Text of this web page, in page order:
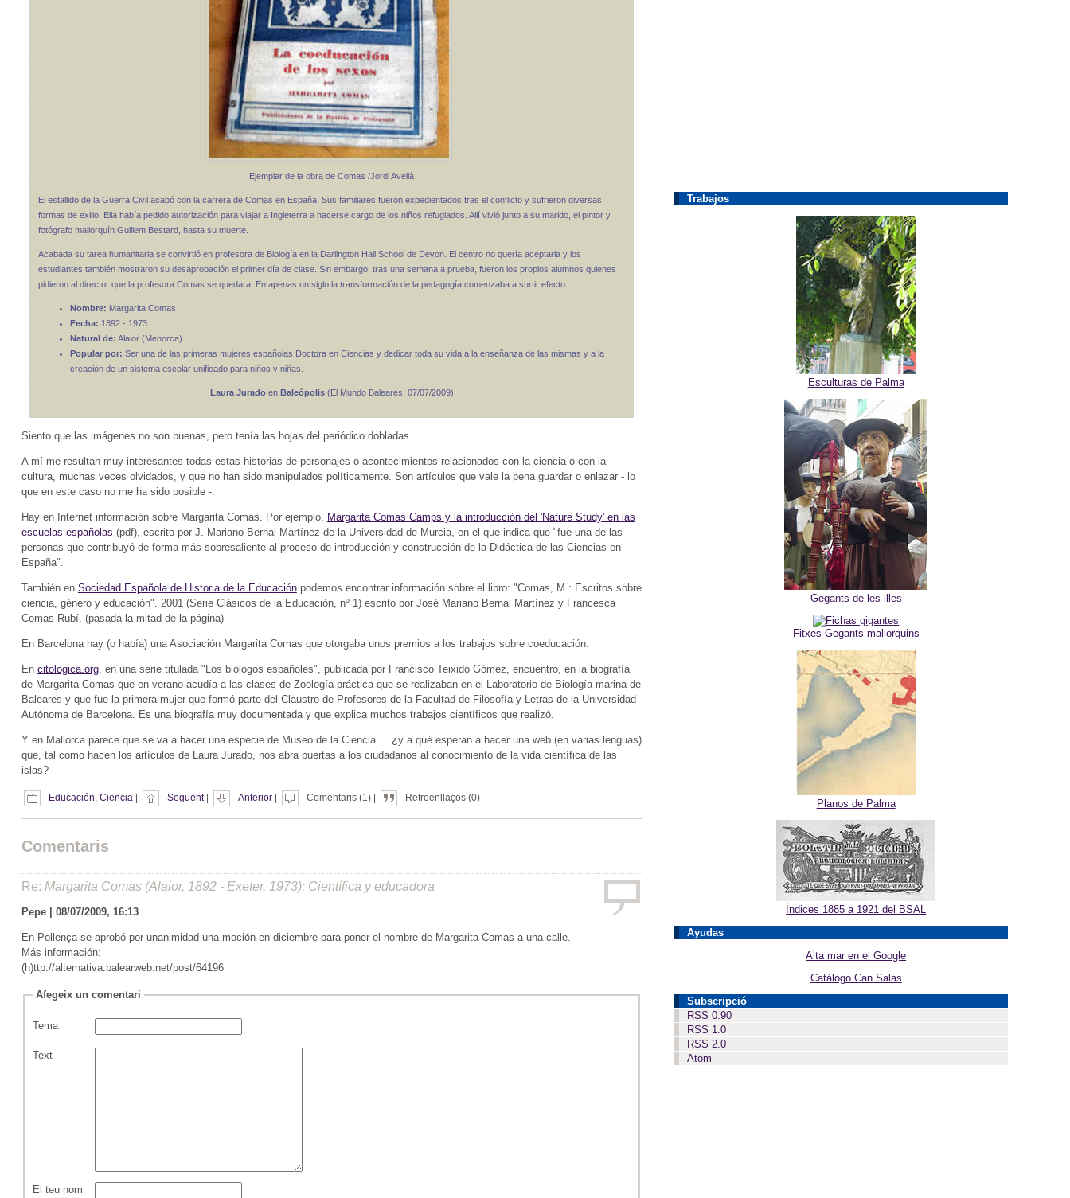
Ejemplar de la obra de Comas /Jordi Avellà
El estallido de la Guerra Civil acabó con la carrera de Comas en España. Sus familiares fueron expedientados tras el conflicto y sufrieron diversas
formas de exilio. Ella había pedido autorización para viajar a Ingleterra a hacerse cargo de los niños refugiados. Allí vivió junto a su marido, el pintor y
fotógrafo mallorquín Guillem Bestard, hasta su muerte.
Acabada su tarea humanitaria se convirtió en profesora de Biología en la Darlington Hall School de Devon. El centro no quería aceptarla y los
estudiantes también mostraron su desaprobación el primer día de clase. Sin embargo, tras una semana a prueba, fueron los propios alumnos quienes
pidieron al director que la profesora Comas se quedara. En apenas un siglo la transformación de la pedagogía comenzaba a surtir efecto.
Nombre: Margarita Comas
Fecha: 1892 - 1973
Natural de: Alaior (Menorca)
Popular por: Ser una de las primeras mujeres españolas Doctora en Ciencias y dedicar toda su vida a la enseñanza de las mismas y a la
creación de un sistema escolar unificado para niños y niñas.
Laura Juradoen Baleópolis(El Mundo Baleares, 07/07/2009)
Siento que las imágenes no son buenas, pero tenía las hojas del periódico dobladas.
A mí me resultan muy interesantes todas estas historias de personajes o acontecimientos relacionados con la ciencia o con la
cultura, muchas veces olvidados, y que no han sido manipulados políticamente. Son artículos que vale la pena guardar o enlazar - lo
que en este caso no me ha sido posible -.
Hay en Internet información sobre Margarita Comas. Por ejemplo, Margarita Comas Camps y la introducción del 'Nature Study' en las
escuelas españolas (pdf), escrito por J. Mariano Bernal Martínez de la Universidad de Murcia, en el que indica que "fue una de las
personas que contribuyó de forma más sobresaliente al proceso de introducción y construcción de la Didáctica de las Ciencias en
España".
También en Sociedad Española de Historia de la Educaciónpodemos encontrar información sobre el libro: "Comas, M.: Escritos sobre
ciencia, género y educación". 2001 (Serie Clásicos de la Educación, nº 1) escrito por José Mariano Bernal Martínez y Francesca
Comas Rubí. (pasada la mitad de la página)
En Barcelona hay (o había) una Asociación Margarita Comas que otorgaba unos premios a los trabajos sobre coeducación.
En citologica.org, en una serie titulada "Los biólogos españoles", publicada por Francisco Teixidó Gómez, encuentro, en la biografía
de Margarita Comas que en verano acudía a las clases de Zoología práctica que se realizaban en el Laboratorio de Biología marina de
Baleares y que fue la primera mujer que formó parte del Claustro de Profesores de la Facultad de Filosofía y Letras de la Universidad
Autónoma de Barcelona. Es una biografía muy documentada y que explica muchos trabajos científicos que realizó.
Y en Mallorca parece que se va a hacer una especie de Museo de la Ciencia ... ¿y a qué esperan a hacer una web (en varias lenguas)
que, tal como hacen los artículos de Laura Jurado, nos abra puertas a los ciudadanos al conocimiento de la vida científica de las
islas?
Educación Ciencia Següent| Anterior| Comentaris (1) | Retroenllaços (0)
Comentaris
Re: Margarita Comas (Alaior, 1892 - Exeter, 1973): Científica y educadora
Pepe | 08/07/2009, 16:13
En Pollença se aprobó por unanimidad una moción en diciembre para poner el nombre de Margarita Comas a una calle.
Más información:
(h)ttp://alternativa.balearweb.net/post/64196
Afegeix un comentari
Tema
Text
El teu nom
Trabajos
Esculturas de Palma
Gegants de les illes
Fitxes Gegants mallorquins
Planos de Palma
Índices 1885 a 1921 del BSAL
Ayudas
Alta mar en el Google
Catálogo Can Salas
Subscripció
RSS 0.90
RSS 1.0
RSS 2.0
Atom